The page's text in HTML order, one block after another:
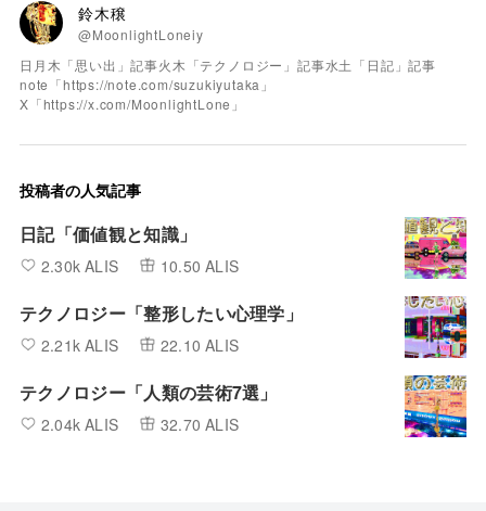
鈴木穣
@MoonlightLoneiy
日月木「思い出」記事火木「テクノロジー」記事水土「日記」記事
note「https://note.com/suzukiyutaka」
X「https://x.com/MoonlightLone」
投稿者の人気記事
日記「価値観と知識」
2.30k ALIS 10.50 ALIS
テクノロジー「整形したい心理学」
2.21k ALIS 22.10 ALIS
テクノロジー「人類の芸術7選」
2.04k ALIS 32.70 ALIS